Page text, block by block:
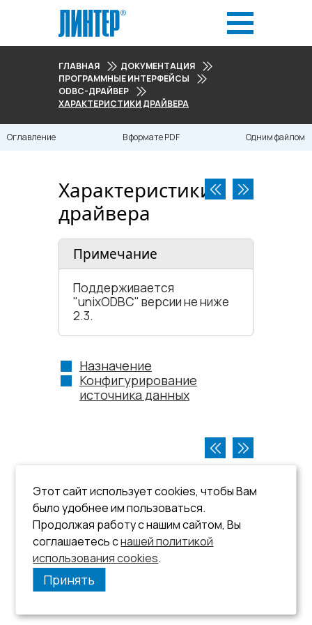
ГЛАВНАЯ
ДОКУМЕНТАЦИЯ
ПРОГРАММНЫЕ ИНТЕРФЕЙСЫ
ODBC-ДРАЙВЕР
ХАРАКТЕРИСТИКИ ДРАЙВЕРА
Оглавление В формате PDF Одним файлом
Характеристики
драйвера
Примечание
Поддерживается
"unixODBC" версии не ниже
2.3.
Назначение
Конфигурирование
источника данных
Этот сайт использует cookies, чтобы Вам
было удобнее им пользоваться.
Продолжая работу с нашим сайтом, Вы
соглашаетесь снашей политикой
использования cookies.
Принять